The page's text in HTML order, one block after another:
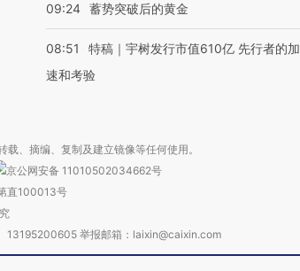
09:24 蓄势突破后的黄金
08:51
特稿｜宇树发行市值610亿 先行者的加
速和考验
、摘编、复制及建立镜像等任何使用。
京公网安备 11010502034662号
直100013号
13195200605 举报邮箱：laixin@caixin.com